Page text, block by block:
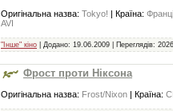
Оригінальна назва: Tokyo! | Країна:
AVI
"Інше" кіно | Додано: 19.06.2009 | Переглядів:
Фрост проти Ніксона
Оригінальна назва: Frost/Nixon | Країна: